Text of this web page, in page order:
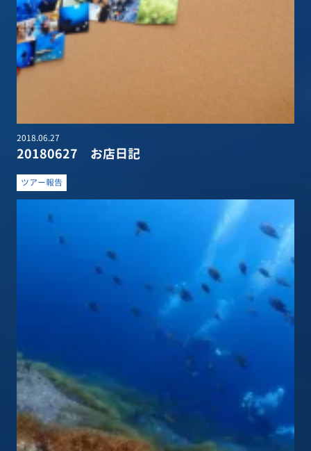
2018.06.27
20180627 お店日記
ツアー報告